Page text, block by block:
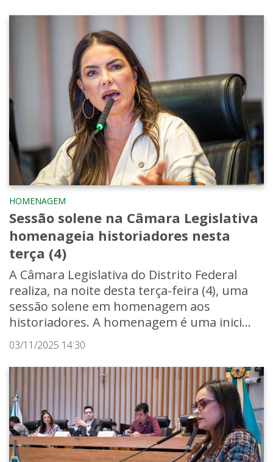
HOMENAGEM
Sessão solene na Câmara Legislativa
homenageia historiadores nesta
terça (4)
A Câmara Legislativa do Distrito Federal
realiza, na noite desta terça-feira (4), uma
sessão solene em homenagem aos
historiadores. A homenagem é uma inici...
03/11/2025 14:30